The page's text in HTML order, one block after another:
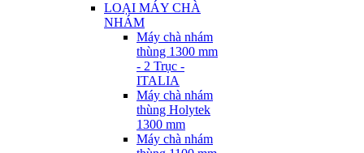
LOẠI MÁY CHÀ
NHÁM
Máy chà nhám
thùng 1300 mm
- 2 Trục -
ITALIA
Máy chà nhám
thùng Holytek
1300 mm
Máy chà nhám